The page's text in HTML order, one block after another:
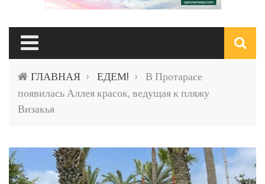
ГЛАВНАЯ › ЕДЕМ! ›
В Протарасе
появилась Аллея красок, ведущая к пляжу
Визакья